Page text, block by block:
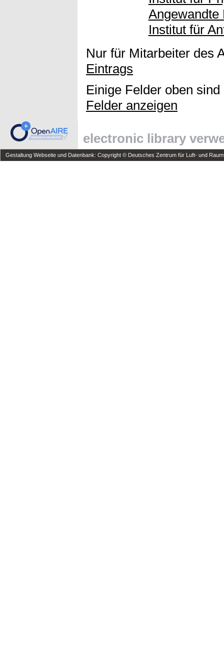
Angewandte
Institut für
Nur für Mitarbeiter des
Eintrags
Einige Felder oben
Felder anzeigen
electronic library
Gestaltung Webseite und Datenbank: Copyright © Deutsches Zentrum für Luft- und